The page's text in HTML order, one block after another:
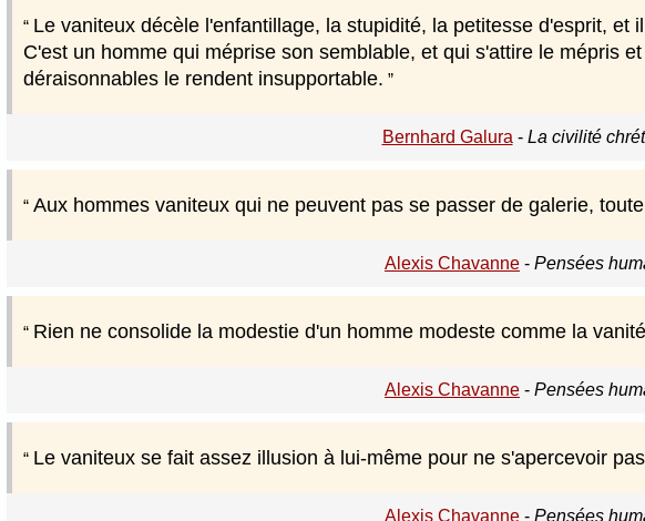
Le vaniteux décèle l'enfantillage, la stupidité, la petitesse d'esprit, et
C'est un homme qui méprise son semblable, et qui s'attire le mépris
déraisonnables le rendent insupportable.
Bernhard Galura - La civilité
Aux hommes vaniteux qui ne peuvent pas se passer de galerie,
Alexis Chavanne - Pensées
Rien ne consolide la modestie d'un homme modeste comme la
Alexis Chavanne - Pensées
Le vaniteux se fait assez illusion à lui-même pour ne s'apercevoir
Alexis Chavanne - Pensées